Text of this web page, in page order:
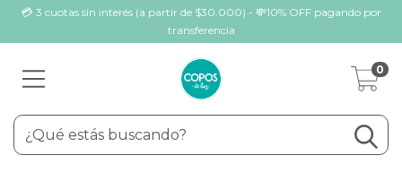
💳 3 cuotas sin interés (a partir de $30.000) - 💸10% OFF pagando por
transferencia
0